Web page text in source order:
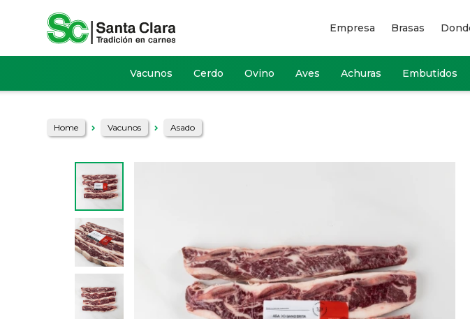
Vacunos Cerdo Ovino Aves Achuras Embutidos
Empresa Brasas
Home Vacunos Asado